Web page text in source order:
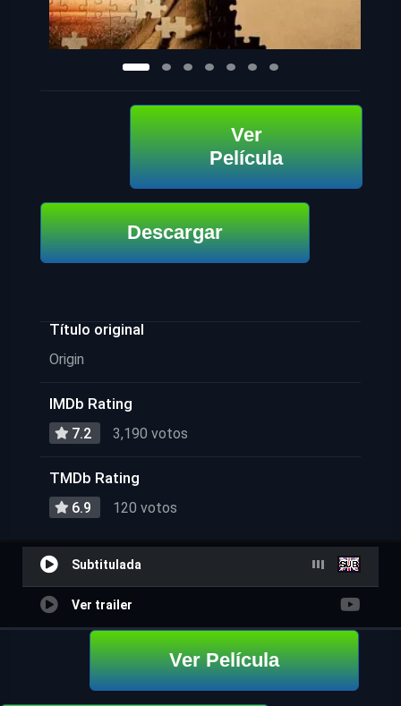
Ver
Película
Descargar
Título original
Origin
IMDb Rating
7.2 3,190 votos
TMDb Rating
6.9 120 votos
Subtitulada
Ver trailer
Ver Película